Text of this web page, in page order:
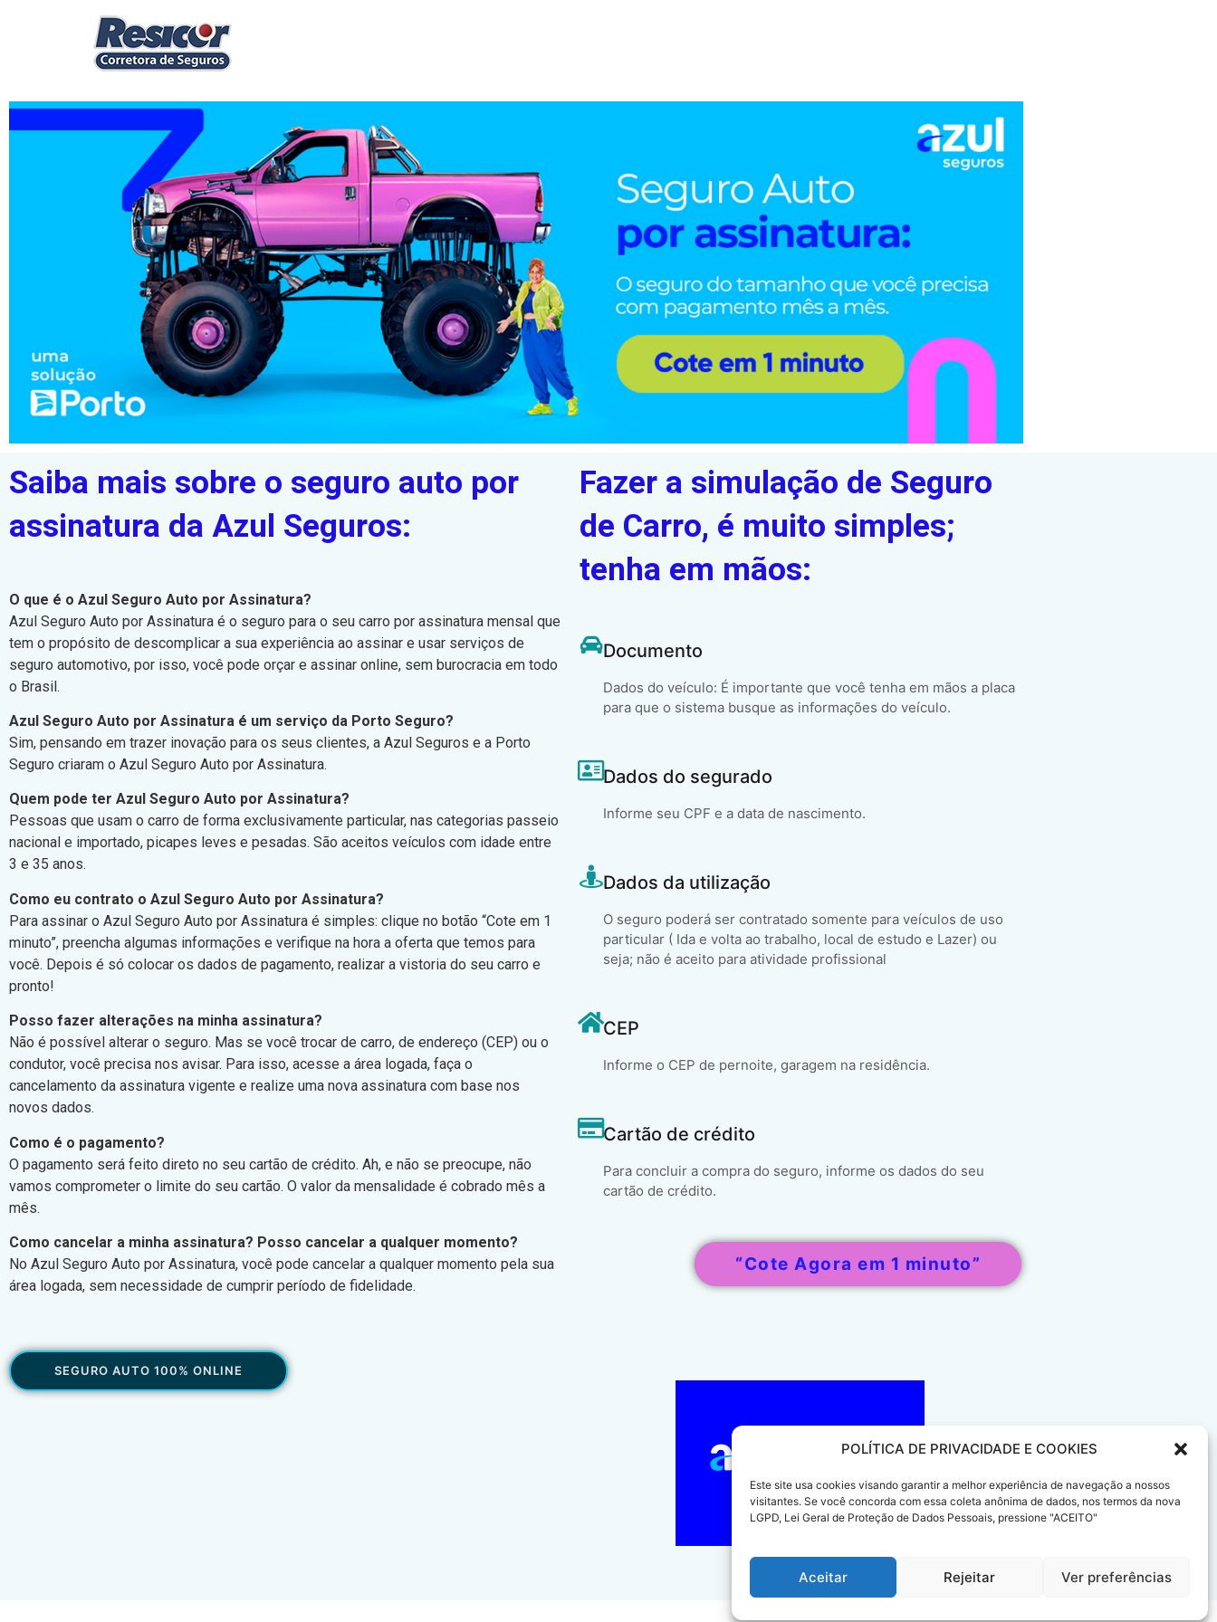
POLÍTICA DE PRIVACIDADE E COOKIES
Este site usa cookies visando garantir a melhor experiência de navegação a nossos
visitantes. Se você concorda com essa coleta anônima de dados, nos termos da nova
LGPD, Lei Geral de Proteção de Dados Pessoais, pressione "ACEITO"
Aceitar Rejeitar Ver preferências
Saiba mais sobre o seguro auto por
assinatura da Azul Seguros:
O que é o Azul Seguro Auto por Assinatura?
Azul Seguro Auto por Assinatura é o seguro para o seu carro por assinatura mensal que
tem o propósito de descomplicar a sua experiência ao assinar e usar serviços de
seguro automotivo, por isso, você pode orçar e assinar online, sem burocracia em todo
o Brasil.
Azul Seguro Auto por Assinatura é um serviço da Porto Seguro?
Sim, pensando em trazer inovação para os seus clientes, a Azul Seguros e a Porto
Seguro criaram o Azul Seguro Auto por Assinatura.
Quem pode ter Azul Seguro Auto por Assinatura?
Pessoas que usam o carro de forma exclusivamente particular, nas categorias passeio
nacional e importado, picapes leves e pesadas. São aceitos veículos com idade entre
3 e 35 anos.
Como eu contrato o Azul Seguro Auto por Assinatura?
Para assinar o Azul Seguro Auto por Assinatura é simples: clique no botão “Cote em 1
minuto”, preencha algumas informações e verifique na hora a oferta que temos para
você. Depois é só colocar os dados de pagamento, realizar a vistoria do seu carro e
pronto!
Posso fazer alterações na minha assinatura?
Não é possível alterar o seguro. Mas se você trocar de carro, de endereço (CEP) ou o
condutor, você precisa nos avisar. Para isso, acesse a área logada, faça o
cancelamento da assinatura vigente e realize uma nova assinatura com base nos
novos dados.
Como é o pagamento?
O pagamento será feito direto no seu cartão de crédito. Ah, e não se preocupe, não
vamos comprometer o limite do seu cartão. O valor da mensalidade é cobrado mês a
mês.
Como cancelar a minha assinatura? Posso cancelar a qualquer momento?
No Azul Seguro Auto por Assinatura, você pode cancelar a qualquer momento pela sua
área logada, sem necessidade de cumprir período de fidelidade.
SEGURO AUTO 100% ONLINE
Fazer a simulação de Seguro
de Carro, é muito simples;
tenha em mãos:
Documento
Dados do veículo: É importante que você tenha em mãos a placa
para que o sistema busque as informações do veículo.
Dados do segurado
Informe seu CPF e a data de nascimento.
Dados da utilização
O seguro poderá ser contratado somente para veículos de uso
particular ( Ida e volta ao trabalho, local de estudo e Lazer) ou
seja; não é aceito para atividade profissional
CEP
Informe o CEP de pernoite, garagem na residência.
Cartão de crédito
Para concluir a compra do seguro, informe os dados do seu
cartão de crédito.
“Cote Agora em 1 minuto”